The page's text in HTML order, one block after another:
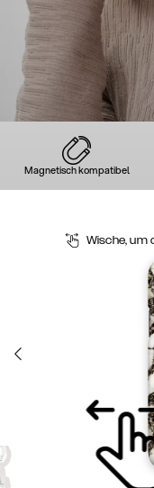
Magnetisch kompatibel
Wische, um